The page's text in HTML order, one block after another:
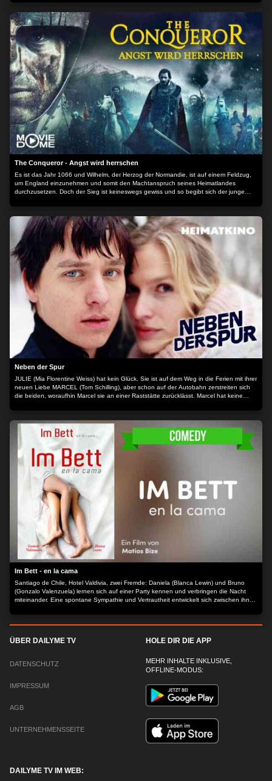
kürzester Zeit, 'Midnight' zu zähmen und zu trainieren, um bei einem Rennen das
rettende Preisgeld zu ergattern. Doch dann verletzt sich Jack schwer und es liegt nun
an Megan die Farm zu retten... Der Inhalt wird bereitgestellt von: PLAION PICTURES
GmbH, Lochhamer Str. 9, 82152 Planegg/München
The Conqueror - Angst wird herrschen
Es ist das Jahr 1066 und Wilhelm, der Herzog der Normandie, ist auf einem Feldzug,
um England einzunehmen und somit den Machtanspruch seines Heimatlandes
durchzusetzen. Doch der Sieg ist keineswegs gewiss und so begibt sich der junge
prophezeites Schicksal zu erfüllen und schließlich zu dem zu werden, als welchen die
Nachwelt ihn später kennen wird: Wilhelm, der Eroberer... Der Inhalt wird bereitgestellt
von: PLAION PICTURES GmbH, Lochhamer Str. 9, 82152 Planegg/München
Neben der Spur
JULIE (Mia Florentine Weiss) hat kein Glück. Sie ist auf dem Weg in die Ferien mit ihrer
neuen Liebe MARCEL (Tom Schilling), aber schon auf der Autobahn zerstreiten sich
die beiden, woraufhin Marcel sie an einer Raststätte zurücklässt. Marcel hat keine
elterlichem Feriendomizil trifft er auf SUSAN (Gabrielle Scharnitzky), ihre Mutter. Susan
ist Malerin und hat keinen Mann. HEINRICH (Axel Milberg), ein Manager, sucht sie nur
auf, wenn ihm daran gelegen ist. Denn Heinrich hat keine Zeit. Doch in Wirklichkeit
sind die Bande zwischen den beiden enger, als sie zugeben wollen. Hinzu kommt der
ominöse, ehemalige Greenpeace-Aktivist DIETER (Detlef Bothe), der keine Arbeit,
aber ganz eigene Vorstellungen von Gerechtigkeit hat. Es entwickelt sich eine
unvorhergesehene Kette von Ereignissen, die alle auf die Straße treibt. Detlef Bothes
Film ist ein Roadmovie quer durch die Wohnstube Deutschland, in der sich Wege von
Menschen kreuzen, die sich in unserer Vollgas-Gesellschaft an den Rand manövriert
haben. Was bedeuten Arbeit und Liebe in einem Land, das nur noch einen Antrieb
kennt? Der Inhalt wird bereitgestellt von: PLAION PICTURES GmbH, Lochhamer Str.
9, 82152 Planegg/München
Im Bett - en la cama
Santiago de Chile, Hotel Valdivia, zwei Fremde: Daniela (Blanca Lewin) und Bruno
(Gonzalo Valenzuela) lernen sich auf einer Party kennen und verbringen die Nacht
miteinander. Eine spontane Sympathie und Vertrautheit entwickelt sich zwischen ihnen
Erinnerungen und Träume, Ängste, Wünsche, Ehrlichkeit, Liebe und Hass. Bis zum
Morgengrauen werden zwei Fremde zu Seelenverwandten - aber was bleibt von der
ÜBER DAILYME TV
DATENSCHUTZ
IMPRESSUM
AGB
UNTERNEHMENSSEITE
HOLE DIR DIE APP
MEHR INHALTE INKLUSIVE,
OFFLINE-MODUS:
DAILYME TV IM WEB: